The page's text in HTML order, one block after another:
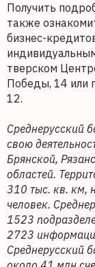
Получить
также
бизнес-
тверском
Победы, 14 или
12.
Среднерусский
свою
Брянской,
областей.
310 тыс. кв. км,
человек.
1523
2723
Среднерусский